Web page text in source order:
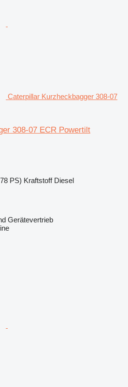
Caterpillar Kurzheckbagger 308-07
308-07 ECR Powertilt
PS) Kraftstoff Diesel
Gerätevertrieb